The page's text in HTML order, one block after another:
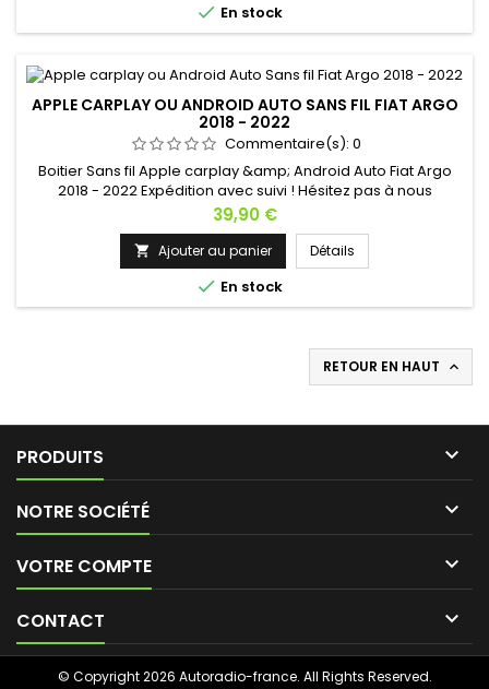
 En stock
APPLE CARPLAY OU ANDROID AUTO SANS FIL FIAT ARGO
2018 - 2022
Commentaire(s): 0
Boitier Sans fil Apple carplay &amp; Android Auto Fiat Argo
2018 - 2022 Expédition avec suivi ! Hésitez pas à nous
contacter si vous avez une question !
Prix
39,90 €
 Ajouter au panier Détails
 En stock
RETOUR EN HAUT 
PRODUITS 
NOTRE SOCIÉTÉ 
VOTRE COMPTE 
CONTACT 
© Copyright 2026 Autoradio-france. All Rights Reserved.